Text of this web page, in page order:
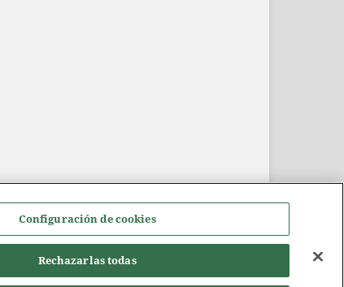
Configuración de cookies
Rechazarlas todas